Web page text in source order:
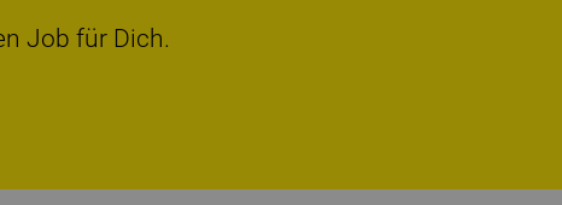
Job für Dich.